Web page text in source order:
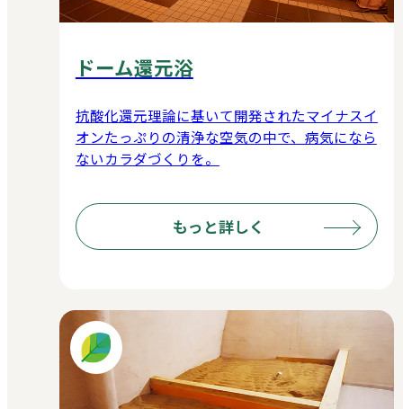
ドーム還元浴
抗酸化還元理論に基いて開発されたマイナスイ
オンたっぷりの清浄な空気の中で、病気になら
ないカラダづくりを。
もっと詳しく